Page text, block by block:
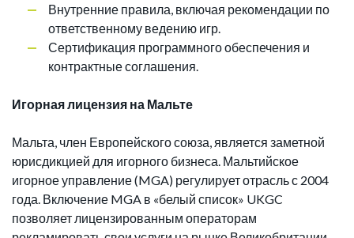
Внутренние правила, включая рекомендации по
ответственному ведению игр.
Сертификация программного обеспечения и
контрактные соглашения.
Игорная лицензия на Мальте
Мальта, член Европейского союза, является заметной
юрисдикцией для игорного бизнеса. Мальтийское
игорное управление (MGA) регулирует отрасль с 2004
года. Включение MGA в «белый список» UKGC
позволяет лицензированным операторам